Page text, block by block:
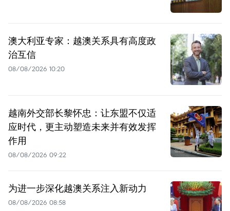
澳大利亚专家：越澳关系具有高度政
治互信
08/08/2026 10:20
越南外交部长黎怀忠：让东盟不仅适
应时代，更主动塑造未来并有效发挥
作用
08/08/2026 09:22
为进一步深化越澳关系注入新动力
08/08/2026 08:58